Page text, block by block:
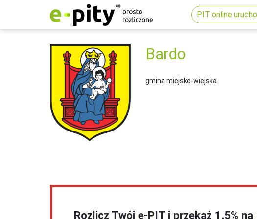
PIT online
Bardo
gmina miejsko-wiejska
Rozlicz Twój e-PIT i przekaż 1,5% na